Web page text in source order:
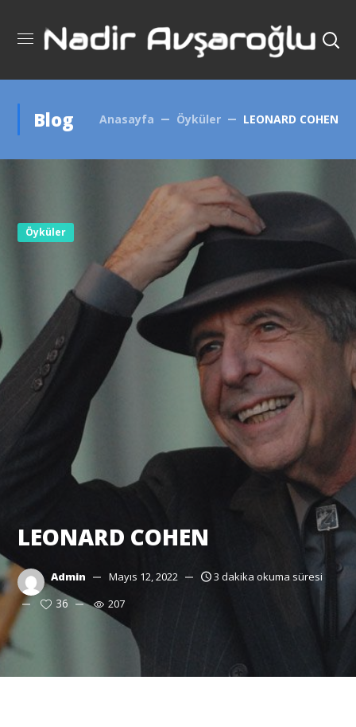
Blog Anasayfa Öyküler LEONARD COHEN
Öyküler
LEONARD COHEN
Admin Mayıs 12, 2022 3 dakika okuma süresi
36 207